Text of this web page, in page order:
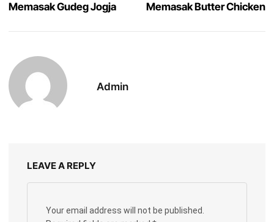
Memasak Gudeg Jogja
Memasak Butter Chicken
Admin
LEAVE A REPLY
Your email address will not be published.